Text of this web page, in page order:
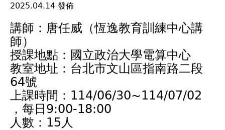
2025.04.14 發佈
講師：唐任威（恆逸教育訓練中心講
師）
授課地點：國立政治大學電算中心
教室地址：台北市文山區指南路二段
64號
上課時間：114/06/30~114/07/02
，每日9:00-18:00
人數：15人